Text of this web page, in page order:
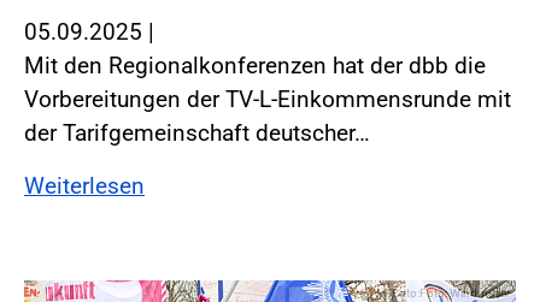
05.09.2025 |
Mit den Regionalkonferenzen hat der dbb die
Vorbereitungen der TV-L-Einkommensrunde mit
der Tarifgemeinschaft deutscher…
Weiterlesen
Foto:Foto: Windmüller